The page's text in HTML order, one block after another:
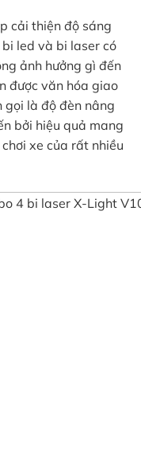
cải thiện độ sáng
led và bi laser có
ảnh hưởng gì đến
được văn hóa giao
gọi là độ đèn nâng
bởi hiệu quả mang
xe của rất nhiều